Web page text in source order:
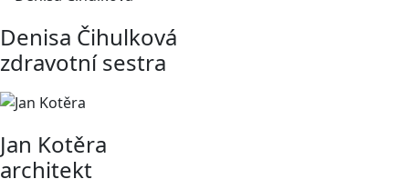
Denisa Čihulková
zdravotní sestra
Jan Kotěra
architekt